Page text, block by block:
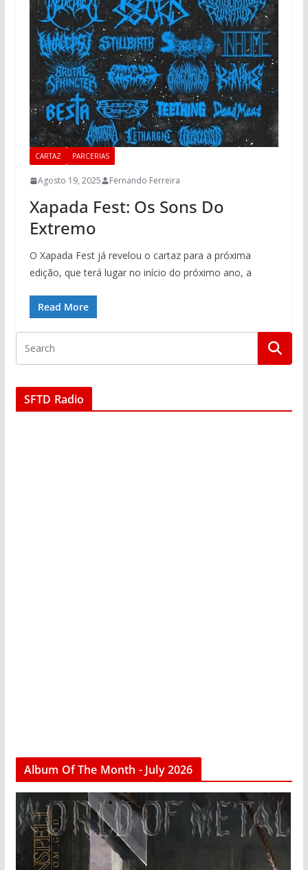
CARTAZ PARCERIAS
Agosto 19, 2025 Fernando Ferreira
Xapada Fest: Os Sons Do
Extremo
O Xapada Fest já revelou o cartaz para a próxima
edição, que terá lugar no início do próximo ano, a
Read More
SFTD Radio
Album Of The Month - July 2026